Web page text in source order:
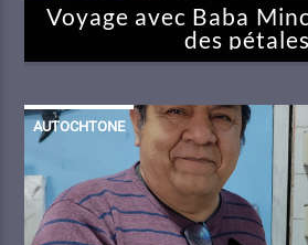
Voyage avec Baba
des pétales
AUTOCHTONE